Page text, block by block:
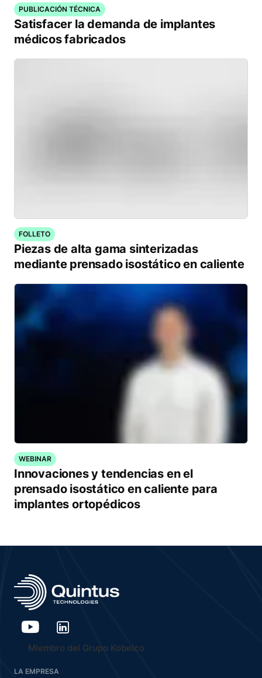
PUBLICACIÓN TÉCNICA
Satisfacer la demanda de implantes
médicos fabricados
FOLLETO
Piezas de alta gama sinterizadas
mediante prensado isostático en caliente
WEBINAR
Innovaciones y tendencias en el
prensado isostático en caliente para
implantes ortopédicos
Miembro del Grupo Kobelco
LA EMPRESA